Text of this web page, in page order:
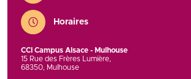
Horaires
CCI Campus Alsace - Mulhouse
15 Rue des Frères Lumière,
68350, Mulhouse